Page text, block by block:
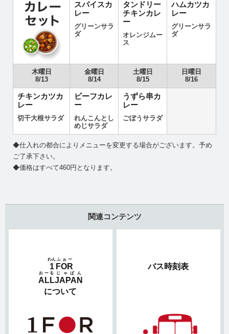
スパイスカ
レー
グリーンサラ
ダ
タンドリー
チキンカレ
ー
オレンジムー
ス
ハムカツカ
レー
グリーンサラ
ダ
木曜日
8/13
金曜日
8/14
土曜日
8/15
日曜日
8/16
チキンカツカ
レー
切干大根サラダ
ビーフカレ
ー
れんこんとし
めじサラダ
うずら串カ
レー
ごぼうサラダ
◆仕入れの都合によりメニューを変更する場合がございます。予め
ご了承下さい。
◆価格はすべて460円となります。
関連コンテンツ
1
わん
FOR
ふぉー
ALL
おーる
JAPAN
じゃぱん
について
バス時刻表